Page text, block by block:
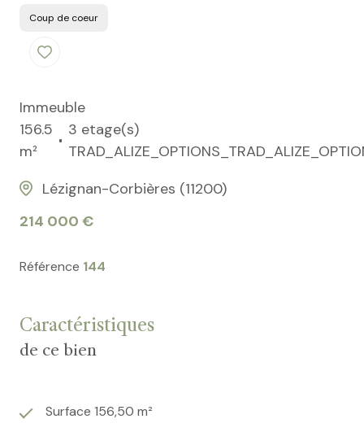
Coup de coeur
Immeuble
156.5
m²
3 etage(s)
Lézignan-Corbières (11200)
214 000 €
Référence 144
Caractéristiques
de ce bien
Surface 156,50 m²